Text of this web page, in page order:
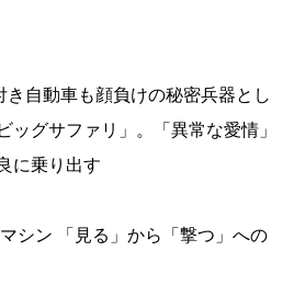
自動車も顔負けの秘密兵器とし
ッグサファリ」。「異常な愛情」
に乗り出す
シン 「見る」から「撃つ」への